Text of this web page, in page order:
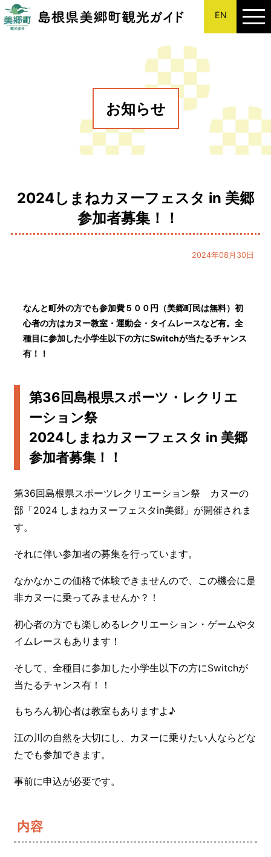
EN
お知らせ
2024しまねカヌーフェスタ in 美郷
参加者募集！！
2024年08月30日
なんと町外の方でも参加費５００円（美郷町民は無料）初
心者の方はカヌー教室・運動会・タイムレースなど有。全
種目に参加した小学生以下の方にSwitchが当たるチャンス
有！！
第36回島根県スポーツ・レクリエ
ーション祭
2024しまねカヌーフェスタ in 美郷
参加者募集！！
第36回島根県スポーツレクリエーション祭 カヌーの
部「2024 しまねカヌーフェスタin美郷」が開催されま
す。
それに伴い参加者の募集を行っています。
なかなかこの価格で体験できませんので、この機会に是
非カヌーに乗ってみませんか？！
初心者の方でも楽しめるレクリエーション・ゲームやタ
イムレースもあります！
そして、全種目に参加した小学生以下の方にSwitchが
当たるチャンス有！！
もちろん初心者は教室もありますよ♪
江の川の自然を大切にし、カヌーに乗りたい人ならどな
たでも参加できます。
事前に申込が必要です。
内容